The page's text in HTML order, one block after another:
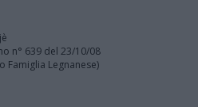
n° 639 del 23/10/08
Famiglia Legnanese)